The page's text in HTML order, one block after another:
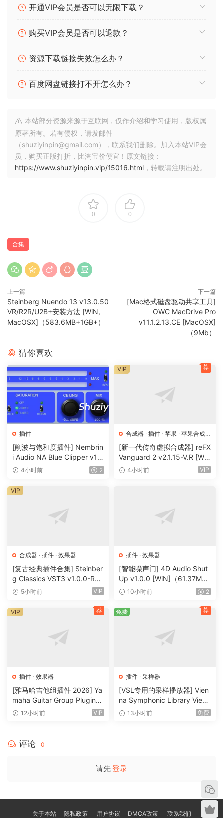
开通VIP会员是否可以无限下载？
购买VIP会员是否可以退款？
资源下载链接失效怎么办？
百度网盘链接打不开怎么办？
本站部分资源来源于互联网，仅作介绍和学习使用，版权属
原著所有。若有侵权，请发邮件
（shuziyinpin@gmail.com），联系我们删除。加入本站VIP会
员，购买正版打折，比淘宝价便宜！原文链接：
https://www.shuziyinpin.vip/15016.html ，转载请注明出处。
0 0
合集
上一篇
Steinberg Nuendo 13 v13.0.50
VR/R2R/U2B+安装方法 [WiN,
MacOSX]（583.6MB+1GB+）
下一篇
[Mac格式磁盘驱动共享工具]
OWC MacDrive Pro
v11.1.2.13.CE [MacOSX]
（9Mb）
猜你喜欢
插件
[削波与饱和度插件] Nembrin
i Audio NA Blue Clipper v1.
0.1 Incl Keygen-R2R [WiN]
4小时前 2
合成器 · 插件 · 苹果 · 苹果合成
器
[新一代传奇虚拟合成器] reFX
Vanguard 2 v2.1.15-V.R [Wi
N, MacOSX]（184MB+240
4小时前 VIP
VIP 荐
合成器 · 插件 · 效果器
[复古经典插件合集] Steinber
g Classics VST3 v1.0.0-R2R
[WiN]（27.9MB）
5小时前 VIP
VIP
插件 · 效果器
[智能噪声门] 4D Audio Shut
Up v1.0.0 [WiN]（61.37M
B）10小时前 2
插件 · 效果器
[雅马哈吉他组插件 2026] Ya
maha Guitar Group Plugins
2026 Incl Keygen-R2R [Wi
12小时前 VIP
VIP 荐
插件 · 采样器
[VSL专用的采样播放器] Vien
na Symphonic Library Vienn
a Synchron Player v1.3.302
13小时前 免费
免费 荐
评论 0
请先 登录
关于本站 隐私政策 用户协议 DMCA政策 联系我们